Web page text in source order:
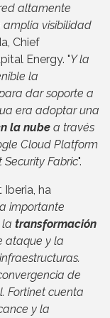
altamente
amplia visibilidad
Chief
Energy. "Y la
la
dar soporte a
era adoptar una
la nube a través
Cloud Platform
Fabric".
Iberia, ha
importante
la transformación
ataque y la
de
Fortinet cuenta
y la